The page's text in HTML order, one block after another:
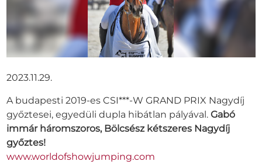
2023.11.29.
A budapesti 2019-es CSI***-W GRAND PRIX Nagydíj
győztesei, egyedüli dupla hibátlan pályával.Gabó
immár háromszoros, Bölcsész kétszeres Nagydíj
győztes!
www.worldofshowjumping.com